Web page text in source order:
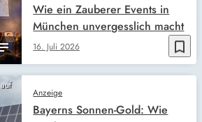
bookmark_border
16. Juli 2026
Wie ein Zauberer Events in
München unvergesslich macht
Anzeige
Bayerns Sonnen-Gold: Wie